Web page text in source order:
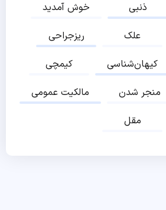
خوش آمدید
ذنبی
ریزجراحی
علک
کیمچی
کیهان‌شناسی
مالکیت عمومی
منجر شدن
مقل